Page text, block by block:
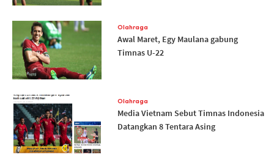
Olahraga
Awal Maret, Egy Maulana gabung
Timnas U-22
Olahraga
Media Vietnam Sebut Timnas Indonesia
Datangkan 8 Tentara Asing